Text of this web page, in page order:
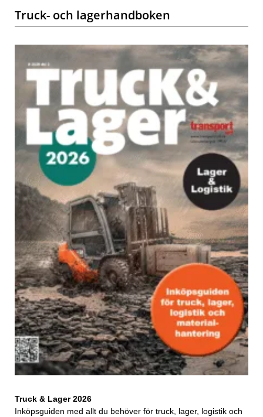
Truck- och lagerhandboken
Truck & Lager 2026
Inköpsguiden med allt du behöver för truck, lager, logistik och